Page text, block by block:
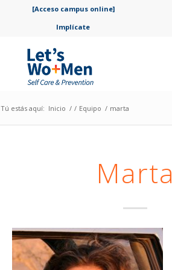
[Acceso campus online]
Implícate
Tú estás aquí: Inicio / / Equipo / marta
Marta